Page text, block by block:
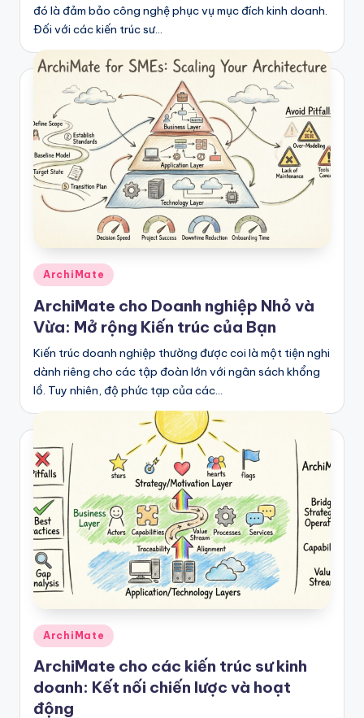
đó là đảm bảo công nghệ phục vụ mục đích kinh doanh.
Đối với các kiến trúc sư…
Posted
in
ArchiMate
ArchiMate cho Doanh nghiệp Nhỏ và
Vừa: Mở rộng Kiến trúc của Bạn
Kiến trúc doanh nghiệp thường được coi là một tiện nghi
dành riêng cho các tập đoàn lớn với ngân sách khổng
lồ. Tuy nhiên, độ phức tạp của các…
Posted
in
ArchiMate
ArchiMate cho các kiến trúc sư kinh
doanh: Kết nối chiến lược và hoạt
động